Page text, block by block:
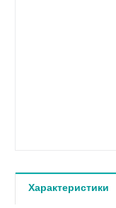
Характеристики